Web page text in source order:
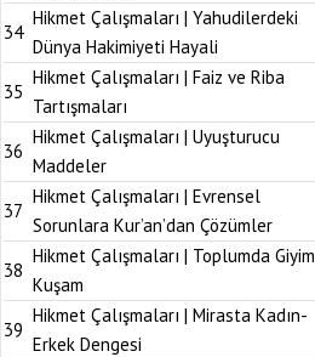
34
Hikmet Çalışmaları | Yahudilerdeki
Dünya Hakimiyeti Hayali
35
Hikmet Çalışmaları | Faiz ve Riba
Tartışmaları
36
Hikmet Çalışmaları | Uyuşturucu
Maddeler
37
Hikmet Çalışmaları | Evrensel
Sorunlara Kur’an’dan Çözümler
38
Hikmet Çalışmaları | Toplumda Giyim
Kuşam
39
Hikmet Çalışmaları | Mirasta Kadın-
Erkek Dengesi